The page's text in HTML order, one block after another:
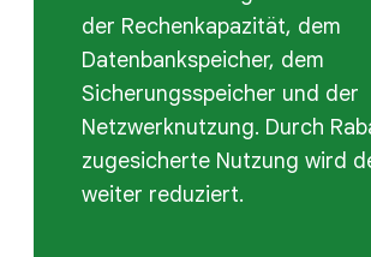
der Rechenkapazität, dem
Datenbankspeicher, dem
Sicherungsspeicher und der
Netzwerknutzung. Durch
zugesicherte Nutzung wird
weiter reduziert.